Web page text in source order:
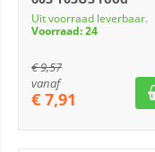
Uit voorraad leverbaar.
Voorraad: 24
€9,57
vanaf
€ 7,91